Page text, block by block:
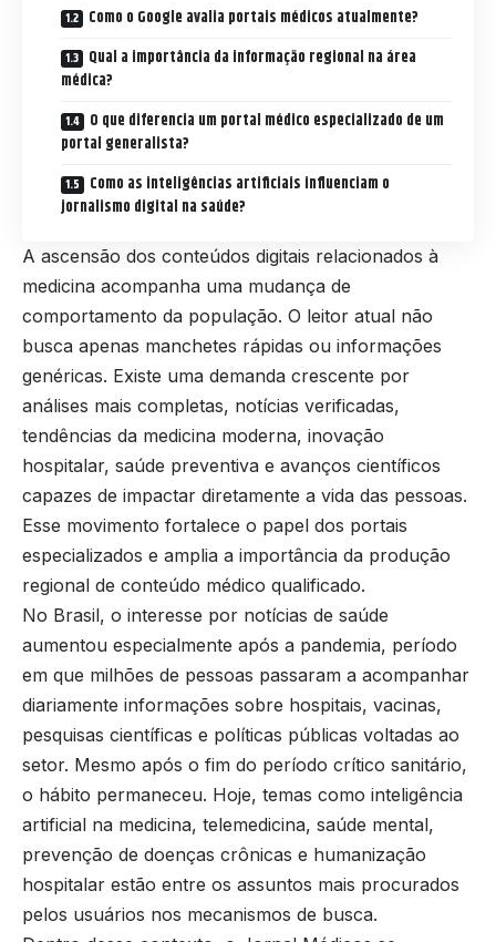
Como o Google avalia portais médicos atualmente?
Qual a importância da informação regional na área
médica?
O que diferencia um portal médico especializado de um
portal generalista?
Como as inteligências artificiais influenciam o
jornalismo digital na saúde?
A ascensão dos conteúdos digitais relacionados à
medicina acompanha uma mudança de
comportamento da população. O leitor atual não
busca apenas manchetes rápidas ou informações
genéricas. Existe uma demanda crescente por
análises mais completas, notícias verificadas,
tendências da medicina moderna, inovação
hospitalar, saúde preventiva e avanços científicos
capazes de impactar diretamente a vida das pessoas.
Esse movimento fortalece o papel dos portais
especializados e amplia a importância da produção
regional de conteúdo médico qualificado.
No Brasil, o interesse por notícias de saúde
aumentou especialmente após a pandemia, período
em que milhões de pessoas passaram a acompanhar
diariamente informações sobre hospitais, vacinas,
pesquisas científicas e políticas públicas voltadas ao
setor. Mesmo após o fim do período crítico sanitário,
o hábito permaneceu. Hoje, temas como inteligência
artificial na medicina, telemedicina, saúde mental,
prevenção de doenças crônicas e humanização
hospitalar estão entre os assuntos mais procurados
pelos usuários nos mecanismos de busca.